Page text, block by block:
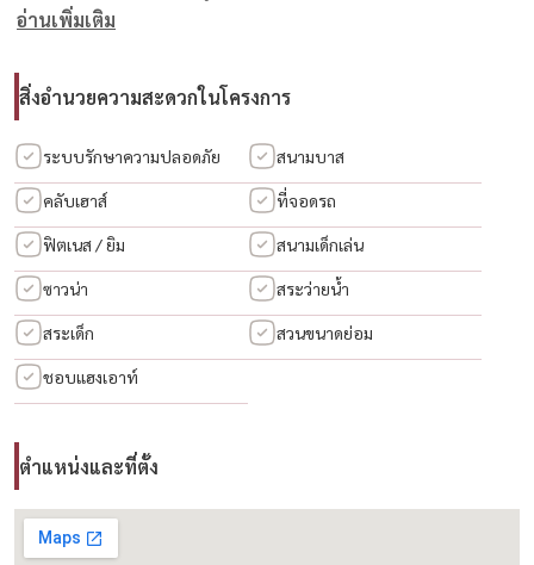
– 4 ห้องนอน
– 4 ห้องน้ำ
– ห้องนอนชั้นล่าง รองรับ Elderly Care 👵👴
– หรือปรับเป็น Home Office ได้ทันที 💼
📍 จุดเด่นทำเล
– เชื่อมต่อ Motorway / พระราม 9 / กรุงเทพกรีฑา ได้สะดวก 🚗
– เดินทางเข้าเมืองง่าย รวดเร็ว
– เหมาะทั้งอยู่อาศัยและทำ Home Office
💰 ราคาขาย
– 6.5 ล้านบาท
✨ ฟรีค่าธรรมเนียมการโอน + ค่าจดจำนอง
อ่านเพิ่มเติม
สิ่งอำนวยความสะดวกในโครงการ
ระบบรักษาความปลอดภัย สนามบาส
คลับเฮาส์ ที่จอดรถ
ฟิตเนส / ยิม สนามเด็กเล่น
ซาวน่า สระว่ายน้ำ
สระเด็ก สวนขนาดย่อม
ชอบแฮงเอาท์
ตำแหน่งและที่ตั้ง